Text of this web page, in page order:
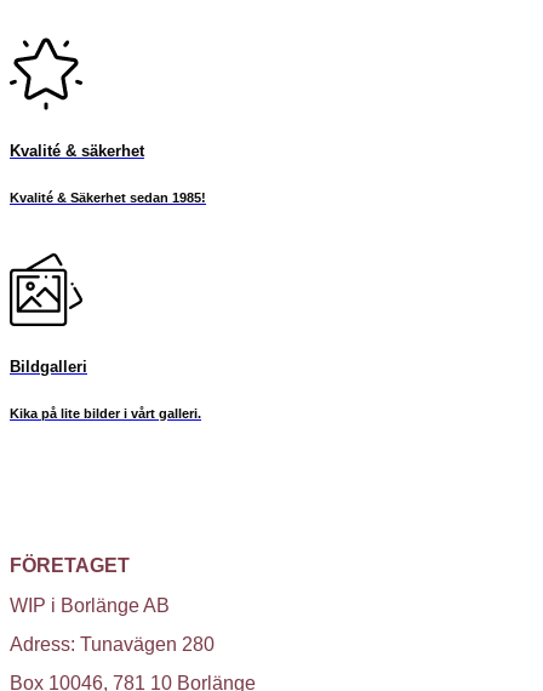
Kvalité & säkerhet
Kvalité & Säkerhet sedan 1985!
Bildgalleri
Kika på lite bilder i vårt galleri.
FÖRETAGET
WIP i Borlänge AB
Adress: Tunavägen 280
Box 10046, 781 10 Borlänge